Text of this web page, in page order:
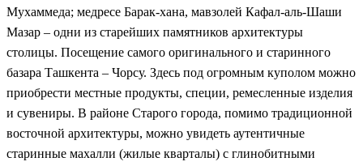
Мухаммеда; медресе Барак-хана, мавзолей Кафал-аль-Шаши
Мазар – одни из старейших памятников архитектуры
столицы. Посещение самого оригинального и старинного
базара Ташкента – Чорсу. Здесь под огромным куполом можно
приобрести местные продукты, специи, ремесленные изделия
и сувениры. В районе Старого города, помимо традиционной
восточной архитектуры, можно увидеть аутентичные
старинные махалли (жилые кварталы) с глинобитными